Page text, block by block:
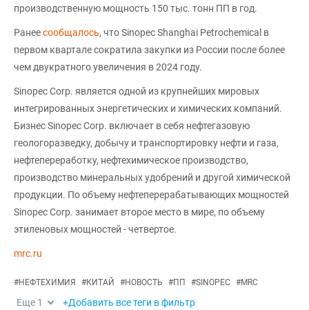
производственную мощность 150 тыс. тонн ПП в год.
Ранеесообщалось, что Sinopec Shanghai Petrochemical в
первом квартале сократила закупки из России после более
чем двукратного увеличения в 2024 году.
Sinopec Corp. является одной из крупнейших мировых
интегрированных энергетических и химических компаний.
Бизнес Sinopec Corp. включает в себя нефтегазовую
геологоразведку, добычу и транспортировку нефти и газа,
нефтепереработку, нефтехимическое производство,
производство минеральных удобрений и другой химической
продукции. По объему нефтеперерабатывающих мощностей
Sinopec Corp. занимает второе место в мире, по объему
этиленовых мощностей - четвертое.
mrc.ru
#НЕФТЕХИМИЯ #КИТАЙ #НОВОСТЬ #ПП #SINOPEC #MRC
Еще 1 +Добавить все теги в фильтр